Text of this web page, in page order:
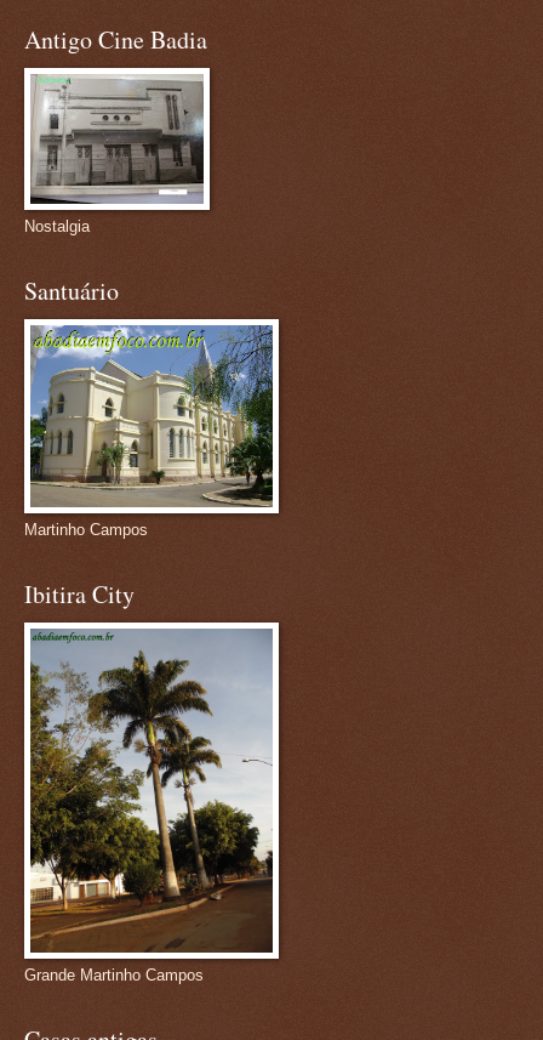
Antigo Cine Badia
Nostalgia
Santuário
Martinho Campos
Ibitira City
Grande Martinho Campos